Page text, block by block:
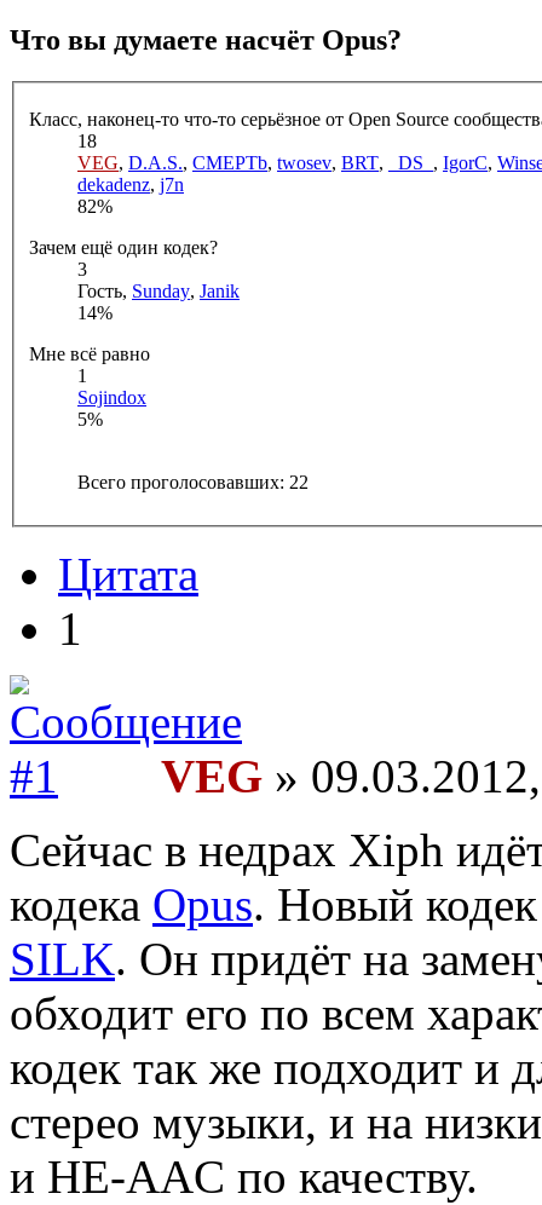
Что вы думаете насчёт Opus?
Класс, наконец-то что-то серьёзное от Open Source
18
VEG, D.A.S., CMEPTb, twosev, BRT, _DS_ , IgorC,
dekadenz, j7n
82%
Зачем ещё один кодек?
3
Гость, Sunday, Janik
14%
Мне всё равно
1
Sojindox
5%
Всего проголосовавших: 22
Цитата
1
VEG »
Сейчас в недрах Xiph
кодека Opus. Новый
SILK. Он придёт на
обходит его по всем
кодек так же подходит и
стерео музыки, и на
и HE-AAC по качеству.